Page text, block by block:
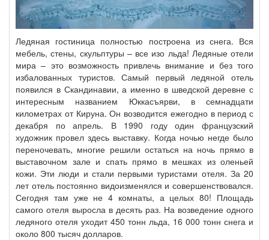
Ледяная гостиница полностью построена из снега. Вся
мебель, стены, скульптуры – все изо льда! Ледяные отели
мира – это возможность привлечь внимание и без того
избалованных туристов. Самый первый ледяной отель
появился в Скандинавии, а именно в шведской деревне с
интересным названием Юккасъярви, в семнадцати
километрах от Кируна. Он возводится ежегодно в период с
декабря по апрель. В 1990 году один французский
художник провел здесь выставку. Когда ночью негде было
переночевать, многие решили остаться на ночь прямо в
выставочном зале и спать прямо в мешках из оленьей
кожи. Эти люди и стали первыми туристами отеля. За 20
лет отель постоянно видоизменялся и совершенствовался.
Сегодня там уже не 4 комнаты, а целых 80! Площадь
самого отеля выросла в десять раз. На возведение одного
ледяного отеля уходит 450 тонн льда, 16 000 тонн снега и
около 800 тысяч долларов.